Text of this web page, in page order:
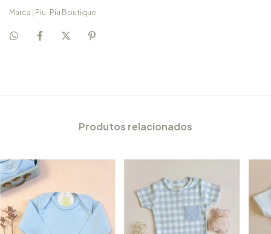
Marca | Piu-Piu Boutique
Produtos relacionados